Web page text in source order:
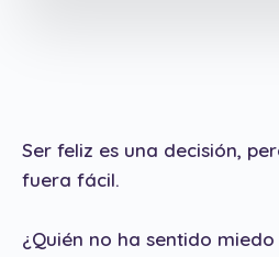
Ser feliz es una decisión,
fuera fácil.
¿Quién no ha sentido miedo